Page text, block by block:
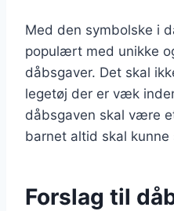
Med den symbolske i
populært med unikke
dåbsgaver. Det skal
legetøj der er væk
dåbsgaven skal være
barnet altid skal
Forslag til